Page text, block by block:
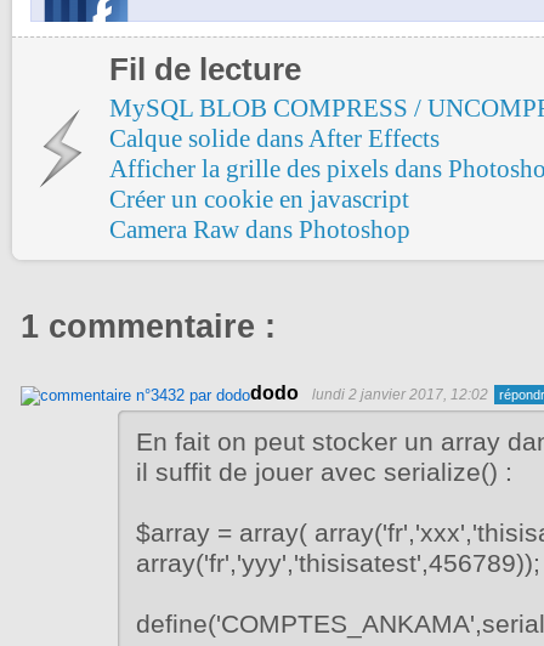
Fil de lecture
MySQL BLOB COMPRESS /
Calque solide dans After Effects
Afficher la grille des pixels dans
Créer un cookie en javascript
Camera Raw dans Photoshop
1 commentaire :
dodo lundi 2 janvier 2017, 12:02
En fait on peut stocker un array
il suffit de jouer avec serialize() :
$array = array(
array('fr','yyy','thisisatest',456789));